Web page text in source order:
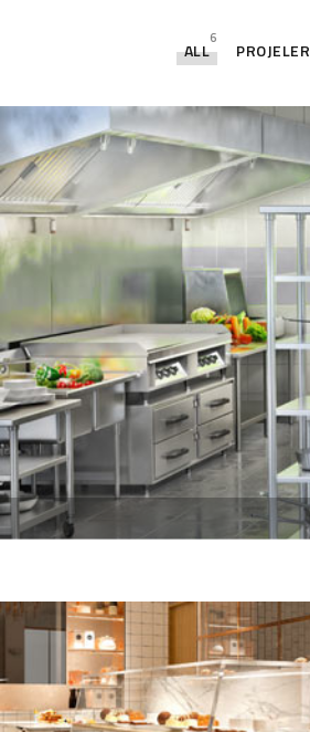
ALL
6
PROJELER